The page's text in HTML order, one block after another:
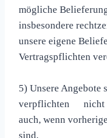
mögliche
insbesondere
unsere eigene
Vertragspflichten
5) Unsere Angebote
verpflichten nicht
auch, wenn
sind.